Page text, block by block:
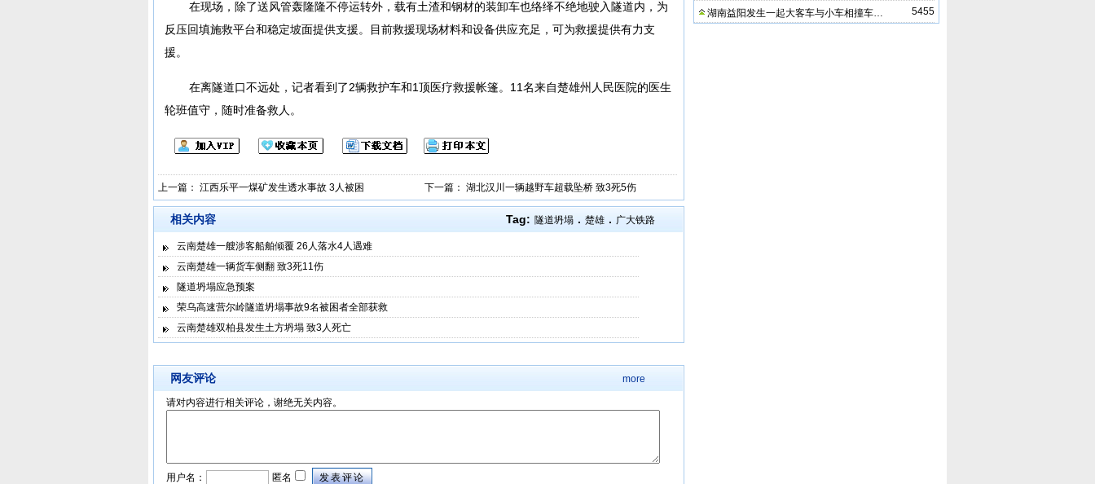
在现场，除了送风管轰隆隆不停运转外，载有土渣和钢材的装卸车也络绎不绝地驶入隧道内，为
反压回填施救平台和稳定坡面提供支援。目前救援现场材料和设备供应充足，可为救援提供有力支
援。
在离隧道口不远处，记者看到了2辆救护车和1顶医疗救援帐篷。11名来自楚雄州人民医院的医生
轮班值守，随时准备救人。
下一篇： 湖北汉川一辆越野车超载坠桥 致3死5伤
上一篇： 江西乐平一煤矿发生透水事故 3人被困
Tag: 隧道坍塌 . 楚雄 . 广大铁路
相关内容
云南楚雄一艘涉客船舶倾覆 26人落水4人遇难
云南楚雄一辆货车侧翻 致3死11伤
隧道坍塌应急预案
荣乌高速营尔岭隧道坍塌事故9名被困者全部获救
云南楚雄双柏县发生土方坍塌 致3人死亡
网友评论 more
请对内容进行相关评论，谢绝无关内容。
用户名： 匿名 发表评论
5455
湖南益阳发生一起大客车与小车相撞车…